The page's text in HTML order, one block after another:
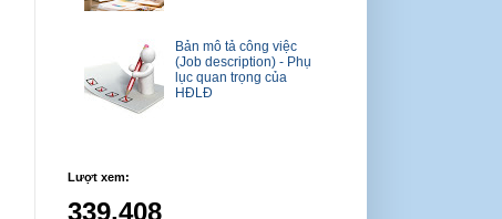
Bản mô tả công việc
(Job description) - Phụ
lục quan trọng của
HĐLĐ
Lượt xem:
339,408